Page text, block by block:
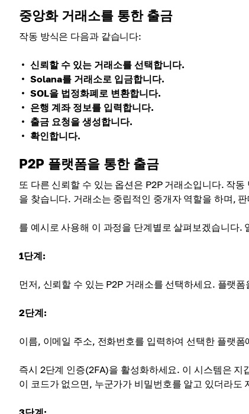
중앙화 거래소를 통한 출금
작동 방식은 다음과 같습니다:
신뢰할 수 있는 거래소를 선택합니다.
Solana를 거래소로 입금합니다.
SOL을 법정화폐로 변환합니다.
은행 계좌 정보를 입력합니다.
출금 요청을 생성합니다.
확인합니다.
P2P 플랫폼을 통한 출금
또 다른 신뢰할 수 있는 옵션은 P2P 거래소입니다. 작
을 찾습니다. 거래소는 중립적인 중개자 역할을 하며,
를 예시로 사용해 이 과정을 단계별로 살펴보겠습니다
1단계:
먼저, 신뢰할 수 있는 P2P 거래소를 선택하세요. 플랫
2단계:
이름, 이메일 주소, 전화번호를 입력하여 선택한 플랫폼
즉시 2단계 인증(2FA)을 활성화하세요. 이 시스템은
이 코드가 없으면, 누군가가 비밀번호를 알고 있더라도